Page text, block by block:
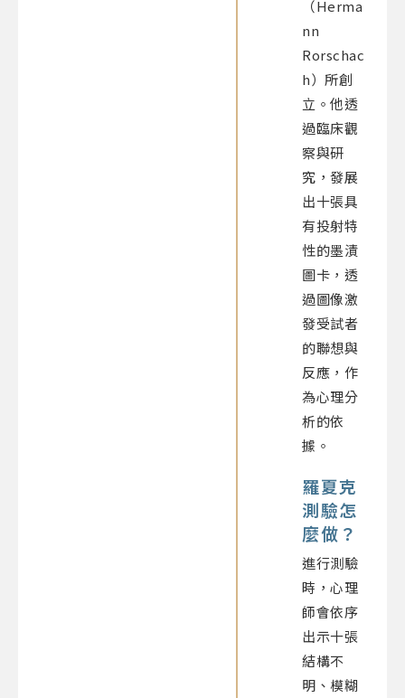
（Herma
nn
Rorschac
h）所創
立。他透
過臨床觀
察與研
究，發展
出十張具
有投射特
性的墨漬
圖卡，透
過圖像激
發受試者
的聯想與
反應，作
為心理分
析的依
據。
羅夏克
測驗怎
麼做？
進行測驗
時，心理
師會依序
出示十張
結構不
明、模糊